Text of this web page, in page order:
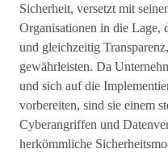
Sicherheit, versetzt mit
Organisationen in die Lage,
und gleichzeitig
gewährleisten. Da
und sich auf die
vorbereiten, sind sie einem
Cyberangriffen und
herkömmliche